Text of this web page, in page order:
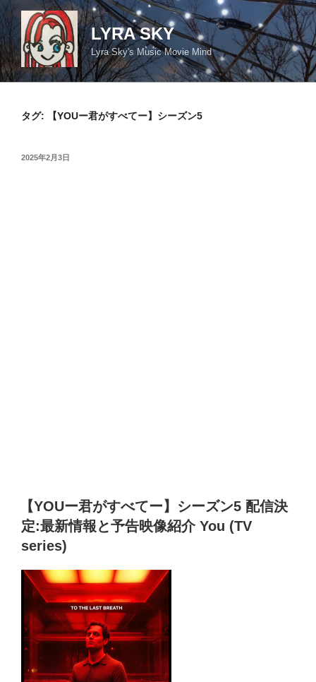
コ
ン
テ
ン
ツ
LYRA SKY
Lyra Sky's Music Movie Mind
タグ: 【YOUー君がすべてー】シーズン5
投
2025年2月3日
【YOUー君がすべてー】シーズン5 配信決
定:最新情報と予告映像紹介 You (TV
series)